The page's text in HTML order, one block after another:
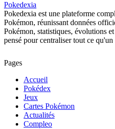
Pokedexia
Pokedexia est une plateforme
Pokémon, réunissant données
Pokémon, statistiques, évolutions
pensé pour centraliser tout ce
Pages
Accueil
Pokédex
Jeux
Cartes Pokémon
Actualités
Compleo